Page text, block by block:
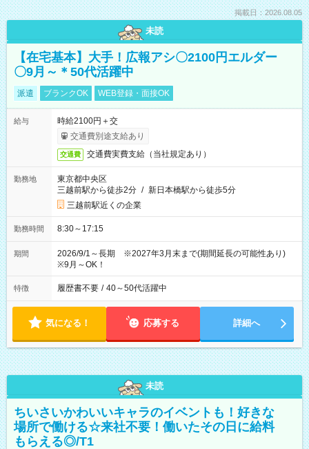
掲載日：2026.08.05
未読
【在宅基本】大手！広報アシ〇2100円エルダー
〇9月～＊50代活躍中
派遣 ブランクOK WEB登録・面接OK
給与
時給2100円＋交
交通費別途支給あり
交通費 交通費実費支給（当社規定あり）
勤務地
東京都中央区
三越前駅から徒歩2分 / 新日本橋駅から徒歩5分
三越前駅近くの企業
勤務時間 8:30～17:15
期間
2026/9/1～長期 ※2027年3月末まで(期間延長の可能性あり)
※9月～OK！
特徴 履歴書不要 / 40～50代活躍中
気になる！ 応募する 詳細へ
未読
ちいさいかわいいキャラのイベントも！好きな
場所で働ける☆来社不要！働いたその日に給料
もらえる◎/T1